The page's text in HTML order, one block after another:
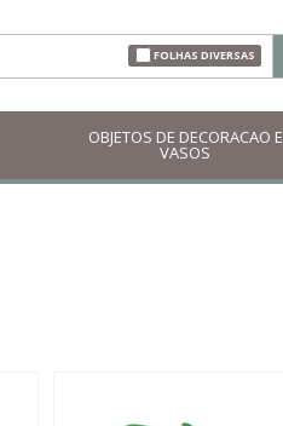
FOLHAS DIVERSAS
OBJETOS DE DECORACAO E
VASOS